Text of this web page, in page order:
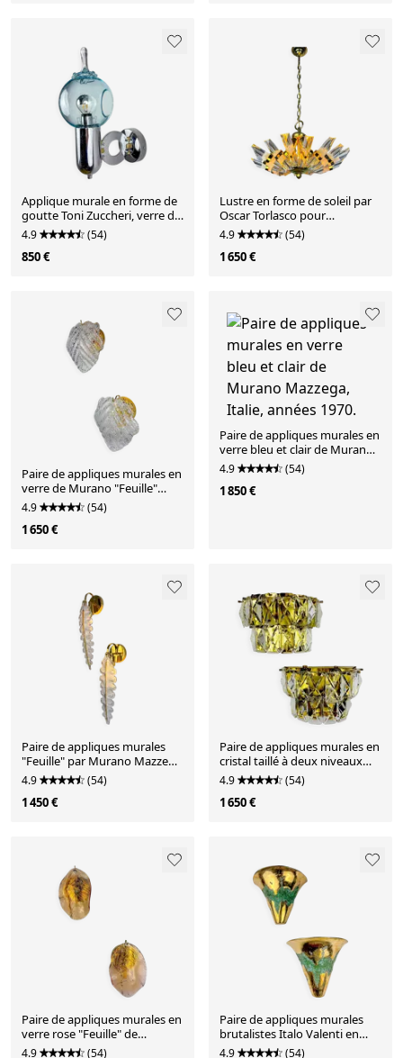
Applique murale en forme de
goutte Toni Zuccheri, verre de
Murano, Italie, vers les années
1970.
4.9 (54)
850 €
Lustre en forme de soleil par
Oscar Torlasco pour
StilKronen, en verre de
Murano taillé, Italie années
1970.
4.9 (54)
1 650 €
Paire de appliques murales en
verre de Murano "Feuille"
givré, Italie, années 1970
4.9 (54)
1 650 €
Paire de appliques murales en
verre bleu et clair de Murano
Mazzega, Italie, années 1970.
4.9 (54)
1 850 €
Paire de appliques murales
"Feuille" par Murano Mazzega
Italie, années 1970
4.9 (54)
1 450 €
Paire de appliques murales en
cristal taillé à deux niveaux
Kinkeldey, laiton doré,
Allemagne, années 1970
4.9 (54)
1 650 €
Paire de appliques murales en
verre rose "Feuille" de
Murano, Italie, vers les années
4.9 (54)
Paire de appliques murales
brutalistes Italo Valenti en
bronze, Espagne, années
4.9 (54)